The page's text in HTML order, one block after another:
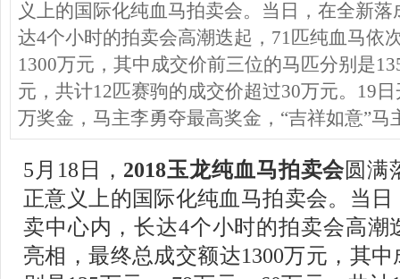
义上的国际化纯血马拍卖会。当日，在全新
达4个小时的拍卖会高潮迭起，71匹纯血马依
1300万元，其中成交价前三位的马匹分别是
元，共计12匹赛驹的成交价超过30万元。19
万奖金，马主李勇夺最高奖金，“吉祥如意”马
5月18日， 2018玉龙纯血马拍卖会圆满
正意义上的国际化纯血马拍卖会。当
卖中心内，长达4个小时的拍卖会高潮
亮相，最终总成交额达1300万元，其